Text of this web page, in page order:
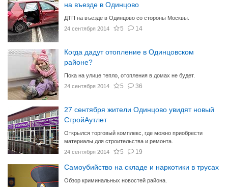
на въезде в Одинцово
ДТП на въезде в Одинцово со стороны Москвы.
24 сентября 2014
5 14
Когда дадут отопление в Одинцовском
районе?
Пока на улице тепло, отопления в домах не будет.
24 сентября 2014
5 36
27 сентября жители Одинцово увидят новый
СтройАутлет
Открылся торговый комплекс, где можно приобрести
материалы для строительства и ремонта.
24 сентября 2014
5 19
Самоубийство на складе и наркотики в трусах
Обзор криминальных новостей района.